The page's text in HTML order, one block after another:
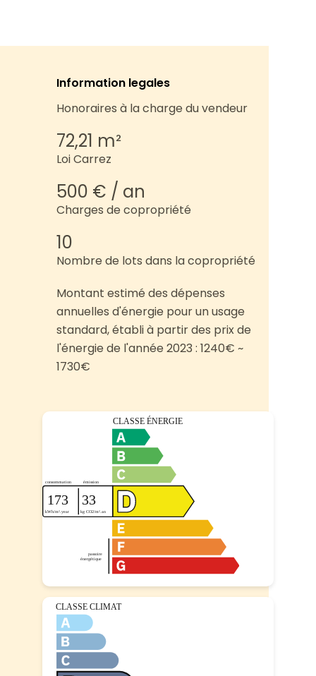
Information legales
Honoraires à la charge du vendeur
72,21 m²
Loi Carrez
500 € / an
Charges de copropriété
10
Nombre de lots dans la copropriété
Montant estimé des dépenses
annuelles d'énergie pour un usage
standard, établi à partir des prix de
l'énergie de l'année 2023 : 1240€ ~
1730€